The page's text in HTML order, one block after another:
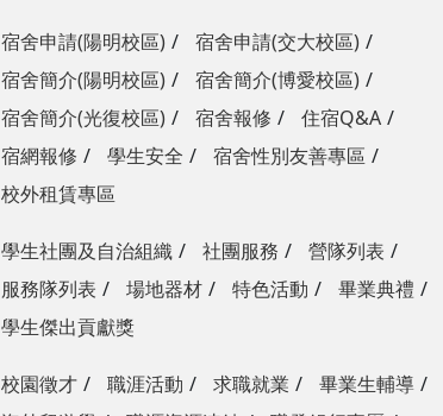
宿舍申請(陽明校區)
宿舍申請(交大校區)
宿舍簡介(陽明校區)
宿舍簡介(博愛校區)
宿舍簡介(光復校區)
宿舍報修
住宿Q&A
宿網報修
學生安全
宿舍性別友善專區
校外租賃專區
學生社團及自治組織 社團服務
營隊列表
服務隊列表
場地器材 特色活動
畢業典禮
學生傑出貢獻獎
校園徵才 職涯活動 求職就業
畢業生輔導